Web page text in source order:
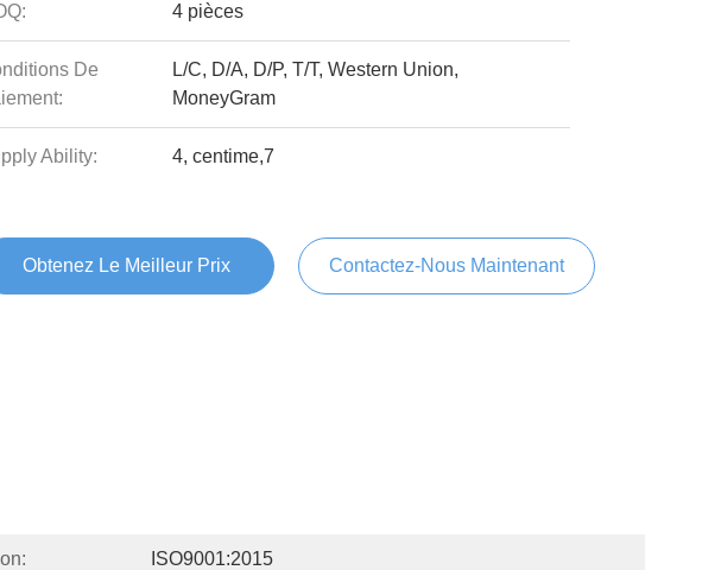
4 pièces
De
L/C, D/A, D/P, T/T, Western Union,
MoneyGram
Ability: 4, centime,7
Obtenez Le Meilleur Prix Contactez-Nous Maintenant
ISO9001:2015